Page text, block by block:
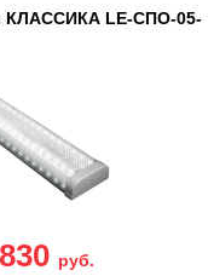
КЛАССИКА LE-СПО-05-
руб.